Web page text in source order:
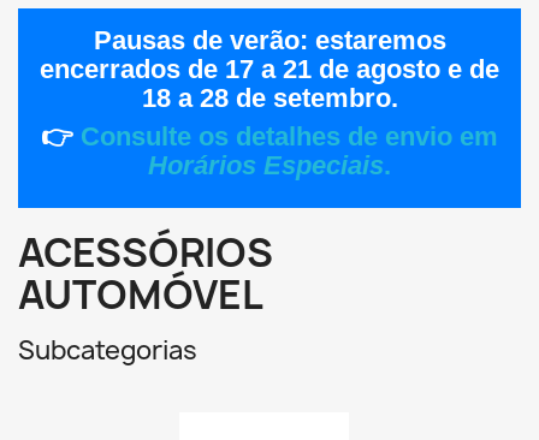
Pausas de verão: estaremos
encerrados de 17 a 21 de agosto e de
18 a 28 de setembro.
👉 Consulte os detalhes de envio em
Horários Especiais.
ACESSÓRIOS
AUTOMÓVEL
Subcategorias